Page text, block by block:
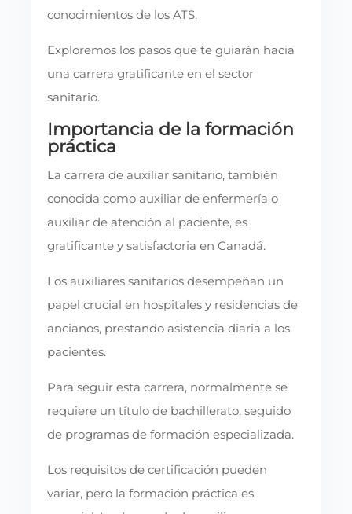
conocimientos de los ATS.
Exploremos los pasos que te guiarán hacia
una carrera gratificante en el sector
sanitario.
Importancia de la formación
práctica
La carrera de auxiliar sanitario, también
conocida como auxiliar de enfermería o
auxiliar de atención al paciente, es
gratificante y satisfactoria en Canadá.
Los auxiliares sanitarios desempeñan un
papel crucial en hospitales y residencias de
ancianos, prestando asistencia diaria a los
pacientes.
Para seguir esta carrera, normalmente se
requiere un título de bachillerato, seguido
de programas de formación especializada.
Los requisitos de certificación pueden
variar, pero la formación práctica es